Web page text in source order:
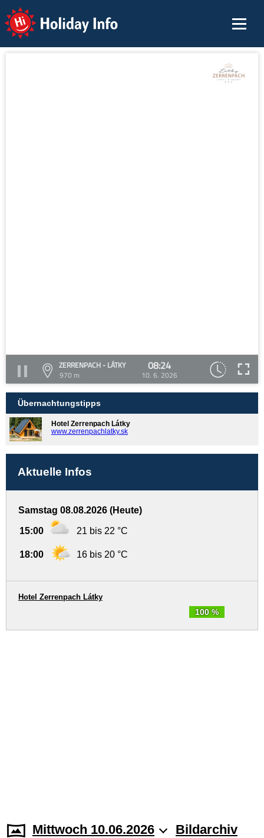
Holiday Info
ZERRENPACH - LÁTKY
970 m
08:24
10. 6. 2026
Übernachtungstipps
Hotel Zerrenpach Látky
www.zerrenpachlatky.sk
Aktuelle Infos
Samstag 08.08.2026 (Heute)
15:00 21 bis 22 °C
18:00 16 bis 20 °C
100 %
Hotel Zerrenpach Látky
Mittwoch 10.06.2026 Bildarchiv